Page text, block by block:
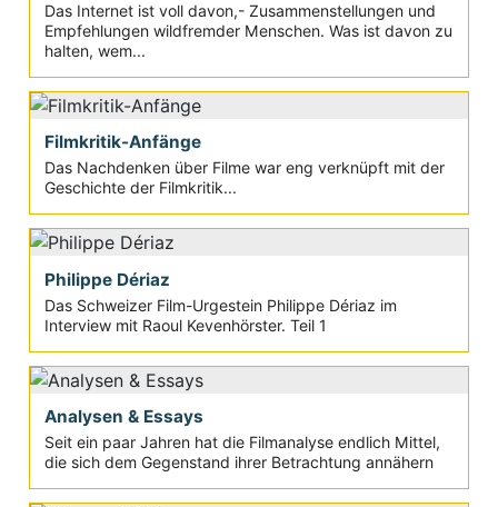
Das Internet ist voll davon,- Zusammenstellungen und
Empfehlungen wildfremder Menschen. Was ist davon zu
halten, wem...
Filmkritik-Anfänge
Das Nachdenken über Filme war eng verknüpft mit der
Geschichte der Filmkritik...
Philippe Dériaz
Das Schweizer Film-Urgestein Philippe Dériaz im
Interview mit Raoul Kevenhörster. Teil 1
Analysen & Essays
Seit ein paar Jahren hat die Filmanalyse endlich Mittel,
die sich dem Gegenstand ihrer Betrachtung annähern